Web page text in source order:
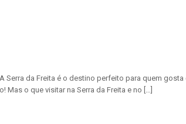
Serra da Freita é o destino perfeito para quem
o que visitar na Serra da Freita e no […]